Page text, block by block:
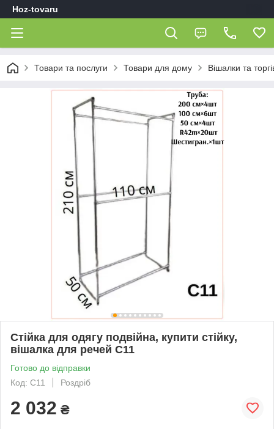
Hoz-tovaru
Товари та послуги Товари для дому Вішалки та
Стійка для одягу подвійна, купити стійку,
вішалка для речей С11
Готово до відправки
Код: С11
Роздріб
2 032 ₴